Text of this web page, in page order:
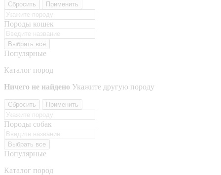
Сбросить Применить
Породы кошек
Выбрать все
Популярные
Каталог пород
Ничего не найдено Укажите другую породу
Сбросить Применить
Породы собак
Выбрать все
Популярные
Каталог пород